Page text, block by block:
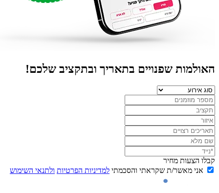
שפנויים בתאריך ובתקציב שלכם!
הצעות מחיר
אני מאשר/ת שקראתי והסכמתילמדיניות הפרטיות ולתנאי השימוש